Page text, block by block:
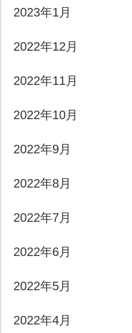
2023年1月
2022年12月
2022年11月
2022年10月
2022年9月
2022年8月
2022年7月
2022年6月
2022年5月
2022年4月